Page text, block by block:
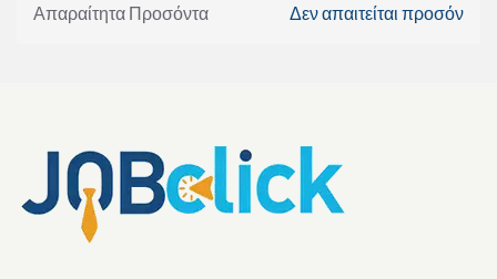
Απαραίτητα Προσόντα Δεν απαιτείται προσόν